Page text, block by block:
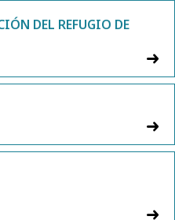
DEL REFUGIO DE